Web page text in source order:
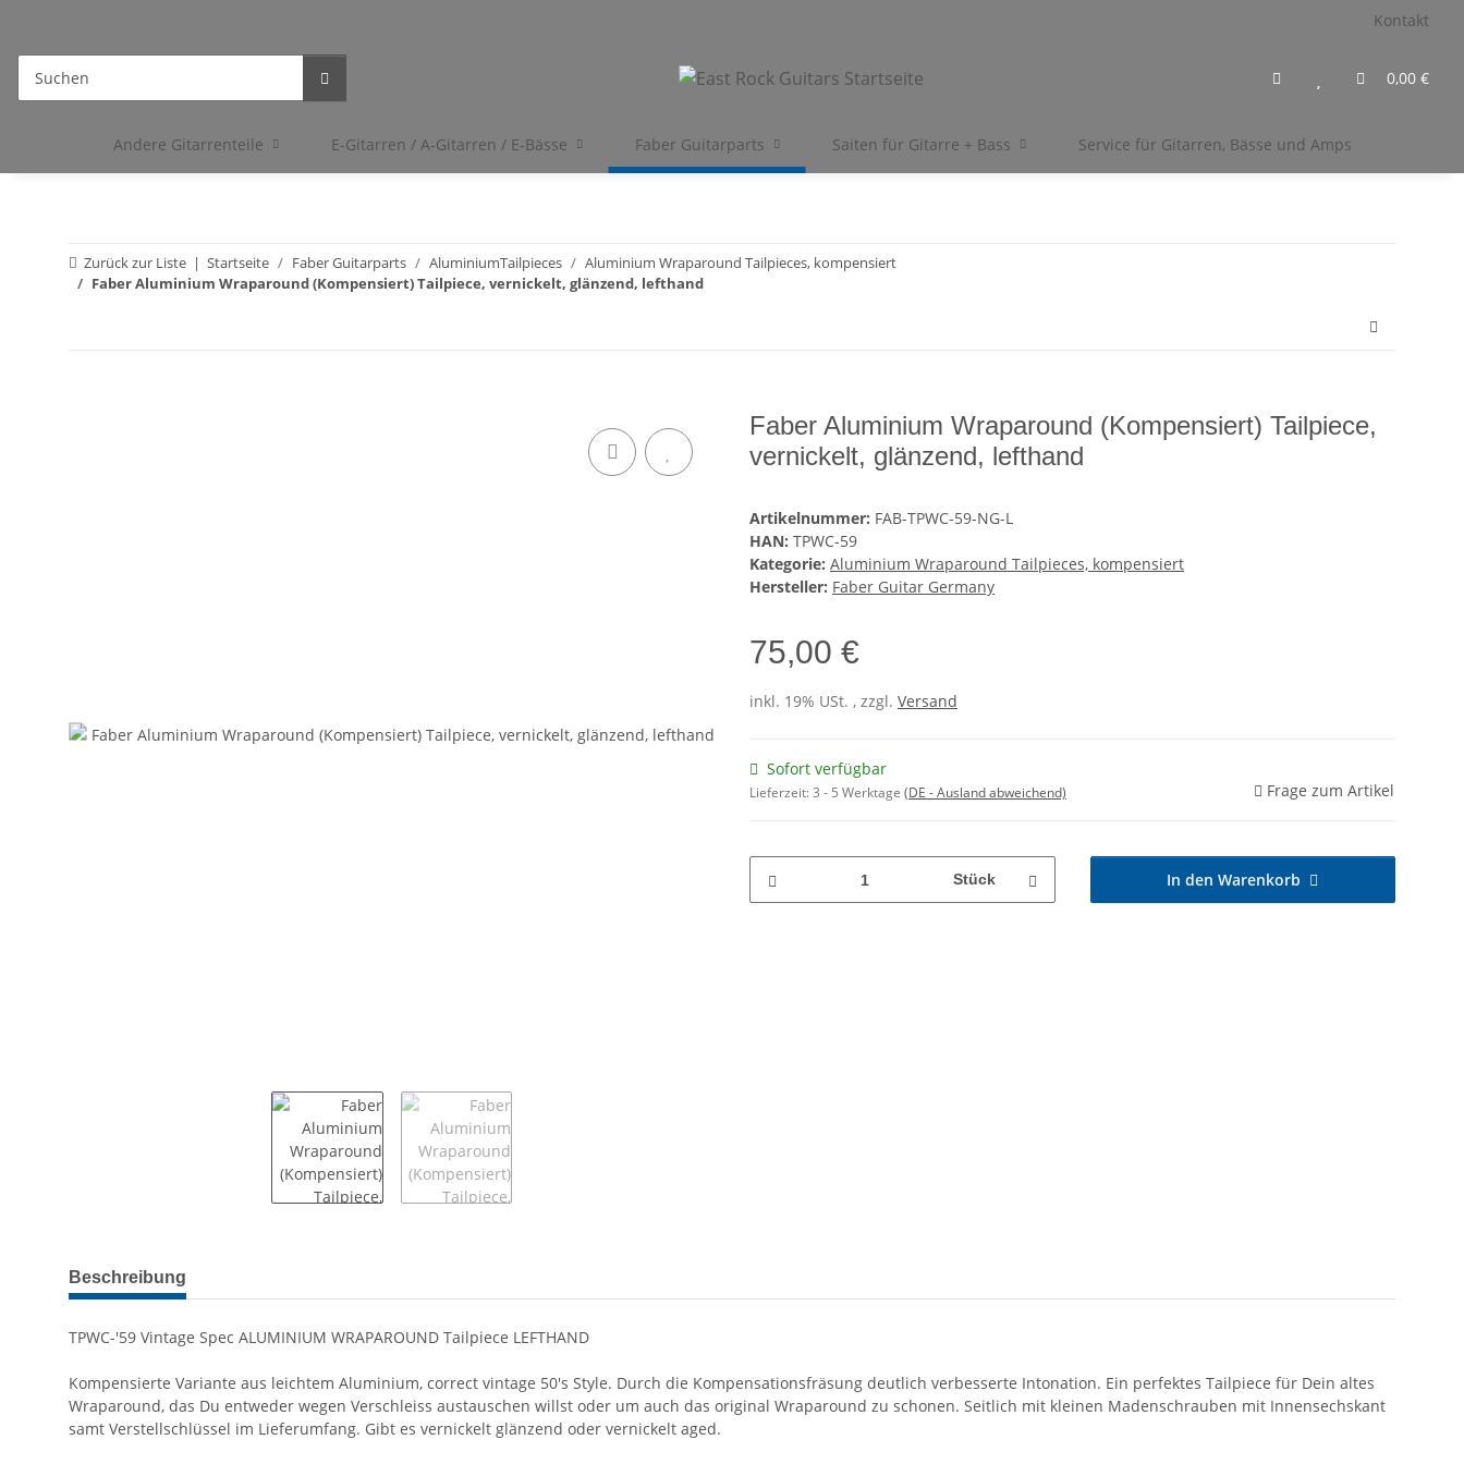
Kontakt
0,00 €
Andere Gitarrenteile E-Gitarren / A-Gitarren / E-Bässe Faber Guitarparts Saiten für Gitarre + Bass Service für Gitarren, Bässe und Amps
Zurück zur Liste Startseite Faber Guitarparts AluminiumTailpieces
Aluminium Wraparound Tailpieces, kompensiert
Faber Aluminium Wraparound (Kompensiert) Tailpiece, vernickelt, glänzend, lefthand
Faber Aluminium Wraparound (Kompensiert) Tailpiece,
vernickelt, glänzend, lefthand
Artikelnummer: FAB-TPWC-59-NG-L
HAN: TPWC-59
Kategorie: Aluminium Wraparound Tailpieces, kompensiert
Hersteller: Faber Guitar Germany
75,00 €
inkl. 19% USt. , zzgl. Versand
Sofort verfügbar
Lieferzeit:3 - 5 Werktage (DE - Ausland abweichend) Frage zum Artikel
Stück In den Warenkorb
weitere Registerkarten anzeigen
Beschreibung
TPWC-'59 Vintage Spec ALUMINIUM WRAPAROUND Tailpiece LEFTHAND
Kompensierte Variante aus leichtem Aluminium, correct vintage 50's Style. Durch die Kompensationsfräsung deutlich verbesserte Intonation. Ein perfektes Tailpiece für Dein altes
Wraparound, das Du entweder wegen Verschleiss austauschen willst oder um auch das original Wraparound zu schonen. Seitlich mit kleinen Madenschrauben mit Innensechskant
samt Verstellschlüssel im Lieferumfang. Gibt es vernickelt glänzend oder vernickelt aged.